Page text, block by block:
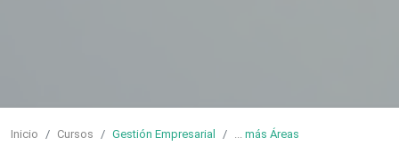
Inicio Cursos Gestión Empresarial ... más Áreas